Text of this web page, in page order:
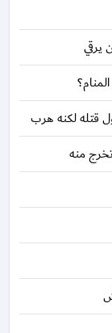
قتله لكنه هرب
منه